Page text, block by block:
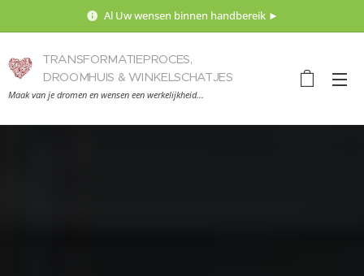
Al Uw wensen binnen handbereik ►
TRANSFORMATIEPROCES,
DROOMHUIS & WINKELSCHATJES
Maak van je dromen en wensen een werkelijkheid...